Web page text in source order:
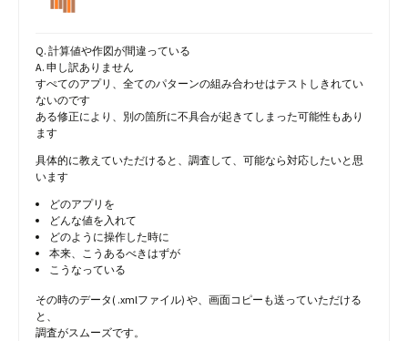
Q. 計算値や作図が間違っている
A. 申し訳ありません
すぺてのアプリ、全てのパターンの組み合わせはテストしきれてい
ないのです
ある修正により、別の箇所に不具合が起きてしまった可能性もあり
ます
具体的に教えていただけると、調査して、可能なら対応したいと思
います
どのアプリを
どんな値を入れて
どのように操作した時に
本来、こうあるべきはずが
こうなっている
その時のデータ( .xmlファイル) や、画面コピーも送っていただける
と、
調査がスムーズです。